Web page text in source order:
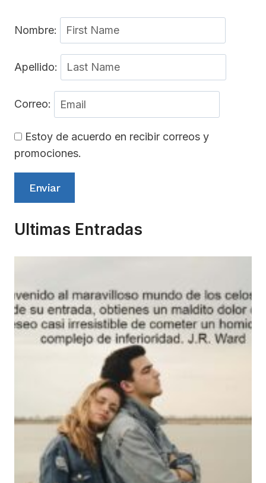
Nombre:
Apellido:
Correo:
Estoy de acuerdo en recibir correos y
promociones.
Enviar
Ultimas Entradas